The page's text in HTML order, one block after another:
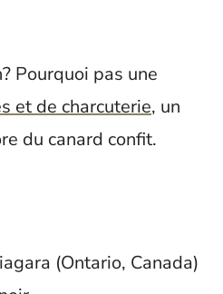
Pourquoi pas une
et de charcuterie, un
du canard confit.
(Ontario, Canada)